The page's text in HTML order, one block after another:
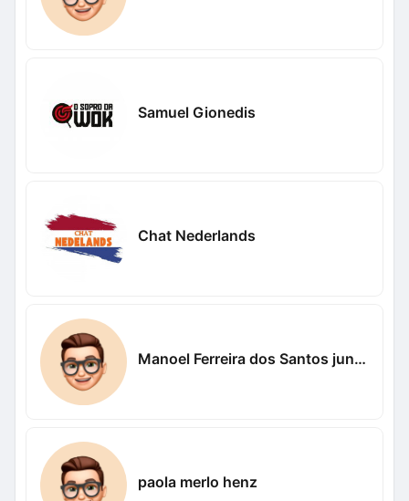
Samuel Gionedis
Chat Nederlands
Manoel Ferreira dos Santos junior
paola merlo henz